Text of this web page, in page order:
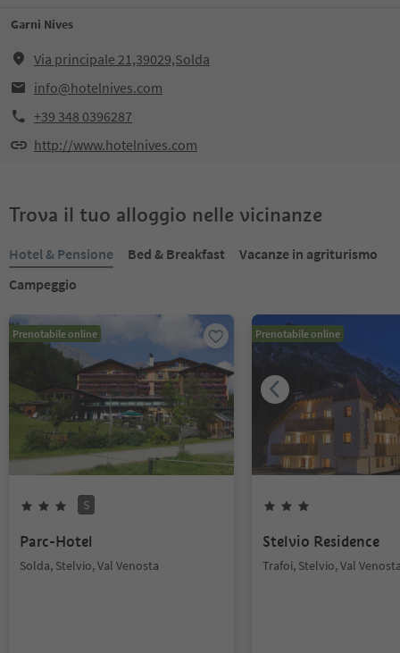
Garni Nives
Via principale 21,39029,Solda
info@hotelnives.com
+39 348 0396287
http://www.hotelnives.com
Trova il tuo alloggio nelle vicinanze
Hotel & Pensione Bed & Breakfast
Vacanze in agriturismo
Campeggio
Prenotabile online
S
Parc-Hotel
Solda, Stelvio, Val Venosta
Prenotabile online
Stelvio Residence
Trafoi, Stelvio, Val